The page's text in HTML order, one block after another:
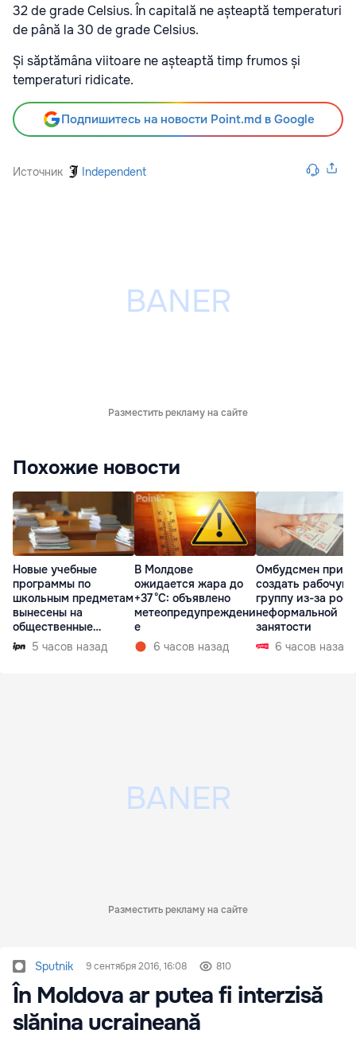
32 de grade Celsius. În capitală ne așteaptă temperaturi
de până la 30 de grade Celsius.
Și săptămâna viitoare ne așteaptă timp frumos și
temperaturi ridicate.
Подпишитесь на новости Point.md в Google
Источник Independent
Разместить рекламу на сайте
Похожие новости
Новые учебные
программы по
школьным предметам
вынесены на
общественные
консультации
5 часов назад
В Молдове
ожидается жара до
+37 °C: объявлено
метеопредупреждени
е
6 часов назад
Омбудсмен
создать рабочую
группу из-за
неформальной
занятости
6 часов назад
Разместить рекламу на сайте
Sputnik 9 сентября 2016, 16:08 810
În Moldova ar putea fi interzisă
slănina ucraineană